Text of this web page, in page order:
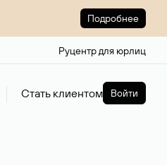
Подробнее
Руцентр для юрлиц
Стать клиентом Войти